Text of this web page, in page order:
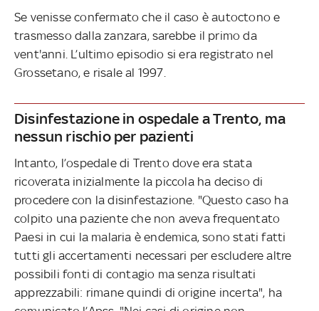
Se venisse confermato che il caso è autoctono e
trasmesso dalla zanzara, sarebbe il primo da
vent'anni. L’ultimo episodio si era registrato nel
Grossetano, e risale al 1997.
Disinfestazione in ospedale a Trento, ma
nessun rischio per pazienti
Intanto, l’ospedale di Trento dove era stata
ricoverata inizialmente la piccola ha deciso di
procedere con la disinfestazione. "Questo caso ha
colpito una paziente che non aveva frequentato
Paesi in cui la malaria è endemica, sono stati fatti
tutti gli accertamenti necessari per escludere altre
possibili fonti di contagio ma senza risultati
apprezzabili: rimane quindi di origine incerta", ha